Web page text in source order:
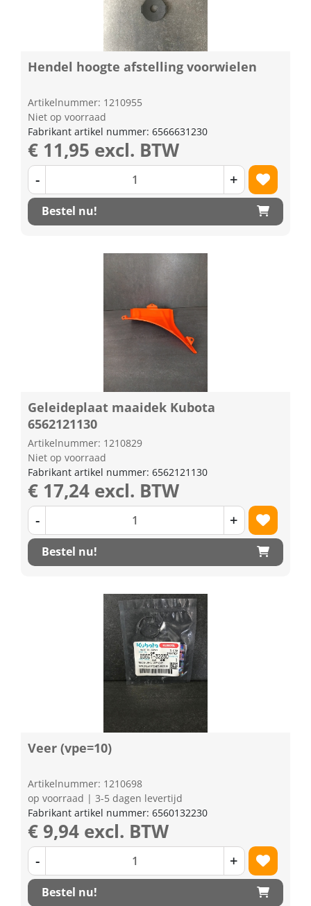
Hendel hoogte afstelling voorwielen
Artikelnummer: 1210955
Niet op voorraad
Fabrikant artikel nummer: 6566631230
€ 11,95 excl. BTW
- +
Bestel nu!
Geleideplaat maaidek Kubota
6562121130
Artikelnummer: 1210829
Niet op voorraad
Fabrikant artikel nummer: 6562121130
€ 17,24 excl. BTW
- +
Bestel nu!
Veer (vpe=10)
Artikelnummer: 1210698
op voorraad | 3-5 dagen levertijd
Fabrikant artikel nummer: 6560132230
€ 9,94 excl. BTW
- +
Bestel nu!